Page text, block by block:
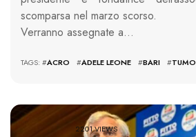
scomparsa nel marzo scorso.
Verranno assegnate a…
TAGS: #ACRO #ADELE LEONE #BARI #
2201 VIEWS